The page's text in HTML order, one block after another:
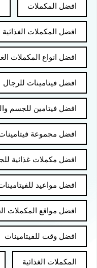
افضل المكملات
افضل المكملات الغذائية
افضل انواع المكملات
افضل فيتامينات للرجال
افضل فيتامين للجسم
افضل مجموعة
افضل مكملات غذائية
افضل مواعيد
افضل مواقع المكملات
افضل وقت للفيتامينات
المكملات الغذائية